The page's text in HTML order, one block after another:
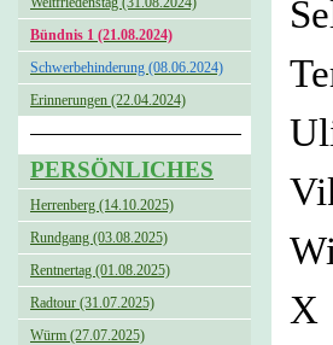
Bündnis 1 (21.08.2024)
Schwerbehinderung (08.06.2024)
Erinnerungen (22.04.2024)
PERSÖNLICHES
Herrenberg (14.10.2025)
Rundgang (03.08.2025)
Rentnertag (01.08.2025)
Radtour (31.07.2025)
Würm (27.07.2025)